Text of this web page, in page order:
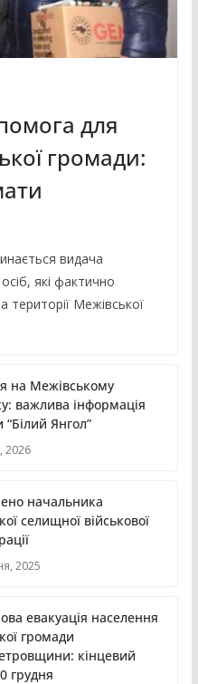
для
громади:
видача
які фактично
території Межівської
на Межівському
важлива інформація
“Білий Янгол”
2026
начальника
селищної військової
2025
евакуація населення
громади
кінцевий
грудня